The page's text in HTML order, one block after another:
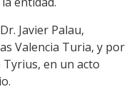
Javier Palau,
Valencia Turia, y por
en un acto